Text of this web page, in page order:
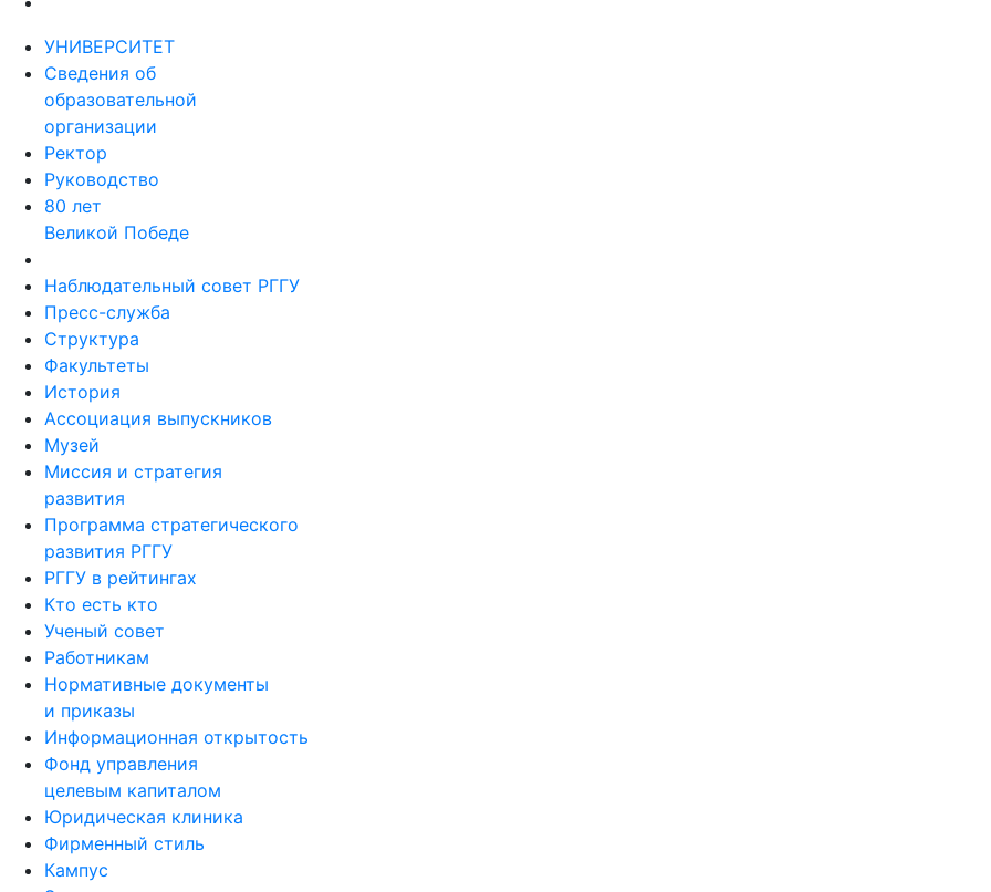
УНИВЕРСИТЕТ
Сведения об
образовательной
организации
Ректор
Руководство
80 лет
Великой Победе
Наблюдательный совет РГГУ
Пресс-служба
Структура
Факультеты
История
Ассоциация выпускников
Музей
Миссия и стратегия
развития
Программа стратегического
развития РГГУ
РГГУ в рейтингах
Кто есть кто
Ученый совет
Работникам
Нормативные документы
и приказы
Информационная открытость
Фонд управления
целевым капиталом
Юридическая клиника
Фирменный стиль
Кампус